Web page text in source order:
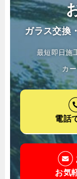
ガラス交換
最短即日施
カ
電話
お気